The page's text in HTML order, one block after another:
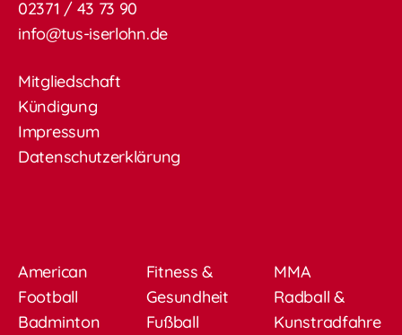
02371 / 43 73 90
info@tus-iserlohn.de
Mitgliedschaft
Kündigung
Impressum
Datenschutzerklärung
American
Football
Badminton
Fitness &
Gesundheit
Fußball
MMA
Radball &
Kunstradfahre